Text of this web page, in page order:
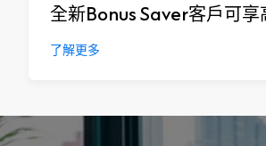
全新Bonus Saver客戶可
了解更多